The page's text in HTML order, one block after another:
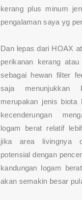
kerang plus minum
pengalaman saya yg
Dan lepas dari HOAX
perikanan kerang
sebagai hewan filter
saja menunjukkan
merupakan jenis biota
kecenderungan
logam berat relatif
jika area livingnya
potensial dengan
kandungan logam
akan semakin besar